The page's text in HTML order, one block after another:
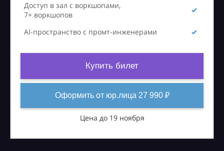
Доступ в зал с воркшопами,
7+ воркшопов
AI-пространство с промт-инженерами
Купить билет
Оформить от юр.лица 27 990 ₽
Цена до 19 ноября